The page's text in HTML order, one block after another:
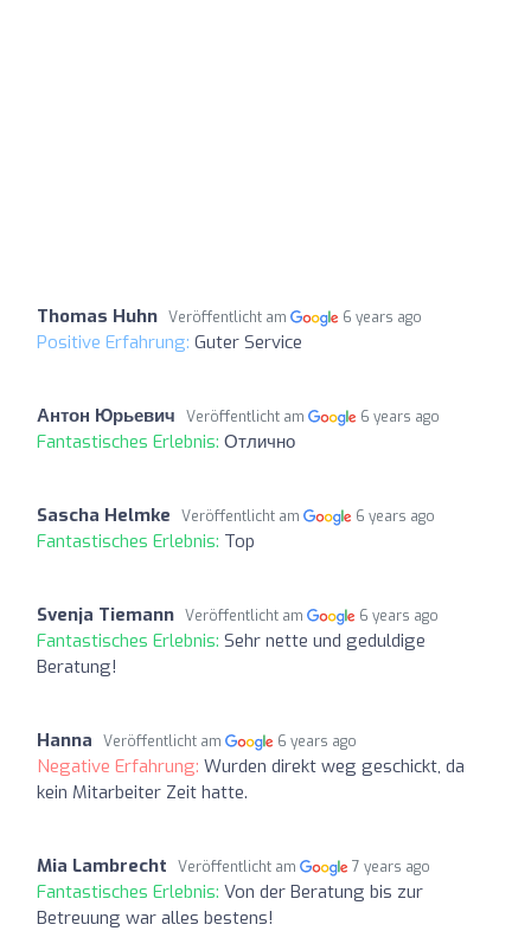
Thomas Huhn Veröffentlicht am 6 years ago
Positive Erfahrung: Guter Service
Антон Юрьевич Veröffentlicht am 6 years ago
Fantastisches Erlebnis: Отлично
Sascha Helmke Veröffentlicht am 6 years ago
Fantastisches Erlebnis: Top
Svenja Tiemann Veröffentlicht am 6 years ago
Fantastisches Erlebnis: Sehr nette und geduldige
Beratung!
Hanna Veröffentlicht am 6 years ago
Negative Erfahrung: Wurden direkt weg geschickt, da
kein Mitarbeiter Zeit hatte.
Mia Lambrecht Veröffentlicht am 7 years ago
Fantastisches Erlebnis: Von der Beratung bis zur
Betreuung war alles bestens!